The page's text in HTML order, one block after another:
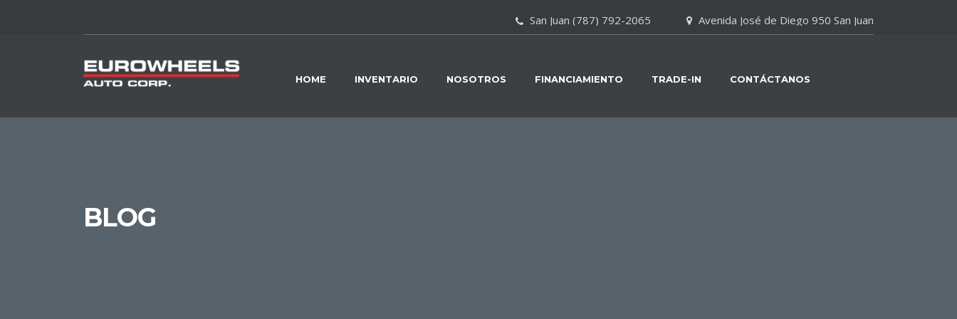
Avenida José de Diego 950 San Juan
San Juan (787) 792-2065
HOME INVENTARIO NOSOTROS FINANCIAMIENTO TRADE-IN CONTÁCTANOS
BLOG